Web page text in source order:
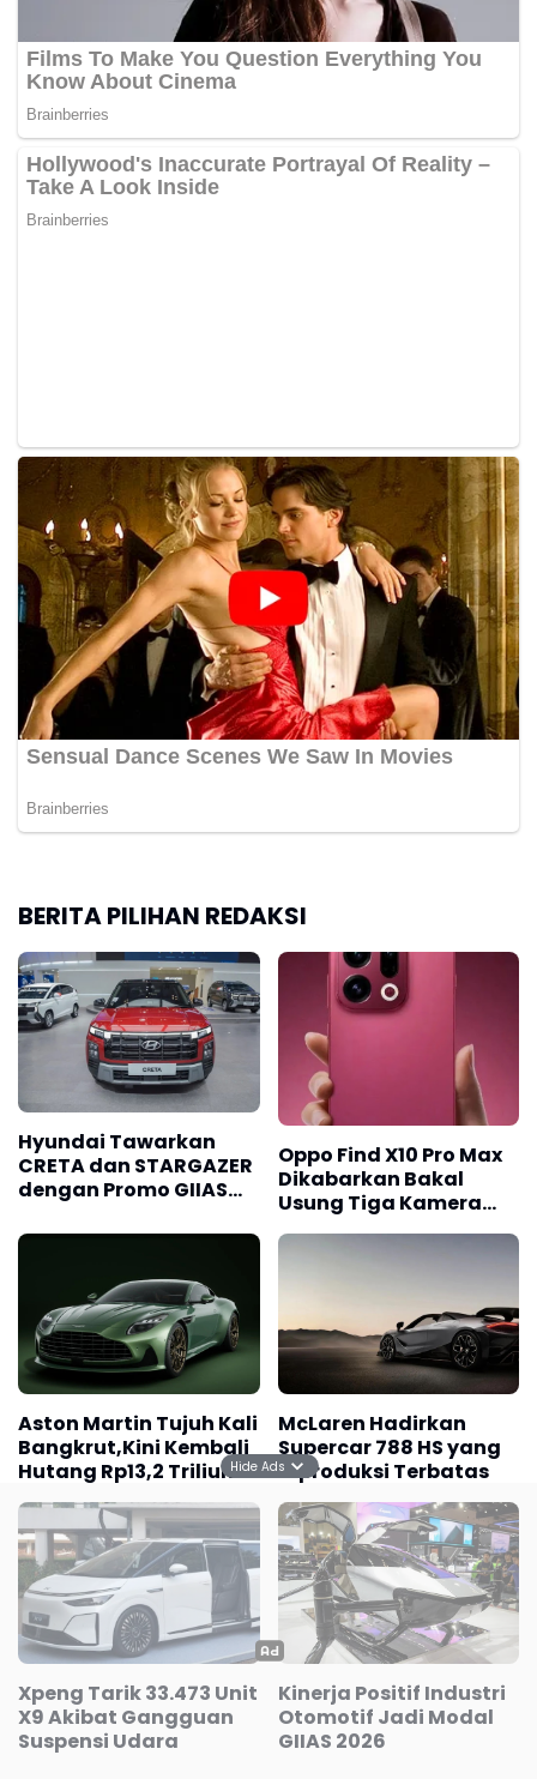
• ‎Harga emas UBS 500 gram: Rp1.349.481.000.
pergerakan harga emas sebelum membeli,
menyesuaikan kebutuhan investasi dan kondisi pasar
terkini. Harga emas berpotensi berubah mengikuti
dinamika pasar global dan kebijakan moneter,
BERITA PILIHAN REDAKSI
Hyundai Tawarkan
CRETA dan STARGAZER
dengan Promo GIIAS
Oppo Find X10 Pro Max
Dikabarkan Bakal
Usung Tiga Kamera
200MP
Aston Martin Tujuh Kali
Bangkrut,Kini Kembali
Hutang Rp13,2 Triliun
McLaren Hadirkan
Supercar 788 HS yang
Diproduksi Terbatas
Xpeng Tarik 33.473 Unit
X9 Akibat Gangguan
Suspensi Udara
Kinerja Positif Industri
Otomotif Jadi Modal
GIIAS 2026
Hide Ads